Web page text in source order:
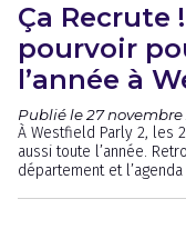
Ça Recrute
pourvoir
l’année à
Publié le 27 novembre
À Westfield Parly 2, les
aussi toute l’année.
département et